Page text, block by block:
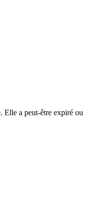
Elle a peut-être expiré ou